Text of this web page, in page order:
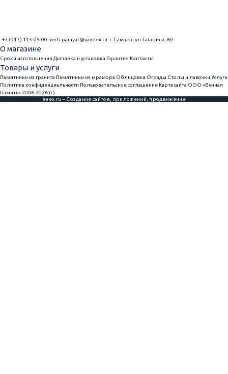
+7 (917) 113-05-00 vech-pamyat@yandex.ru г. Самара, ул. Гагарина, 69
О магазине
Сроки изготовления Доставка и установка Гарантия Контакты
Товары и услуги
Памятники из гранита Памятники из мрамора Облицовка Ограды Столы и лавочки Услуги
Политика конфиденциальности Пользовательское соглашение Карта сайта ООО «Вечная
Память» 2006-2026 (с)
eeex.ru – Создание сайтов, приложений, продвижение